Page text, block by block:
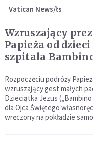
Vatican News/łs
Wzruszający
Papieża od dzieci
szpitala
Rozpoczęciu podróży
wzruszający gest małych
Dzieciątka Jezus
dla Ojca Świętego
wręczony na pokładzie